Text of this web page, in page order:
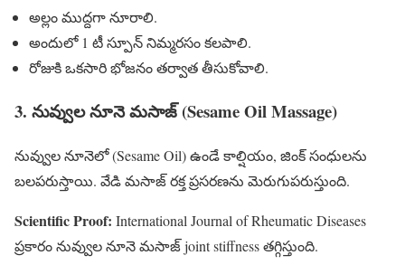
అల్లం ముద్దగా నూరాలి.
అందులో 1 టీ స్పూన్ నిమ్మరసం కలపాలి.
రోజుకి ఒకసారి భోజనం తర్వాత తీసుకోవాలి.
3. నువ్వుల నూనె మసాజ్ (Sesame Oil Massage)
నువ్వుల నూనెలో (Sesame Oil) ఉండే కాల్షియం, జింక్ సంధులను
బలపరుస్తాయి. వేడి మసాజ్ రక్త ప్రసరణను మెరుగుపరుస్తుంది.
Scientific Proof: International Journal of Rheumatic Diseases
ప్రకారం నువ్వుల నూనె మసాజ్ joint stiffness తగ్గిస్తుంది.